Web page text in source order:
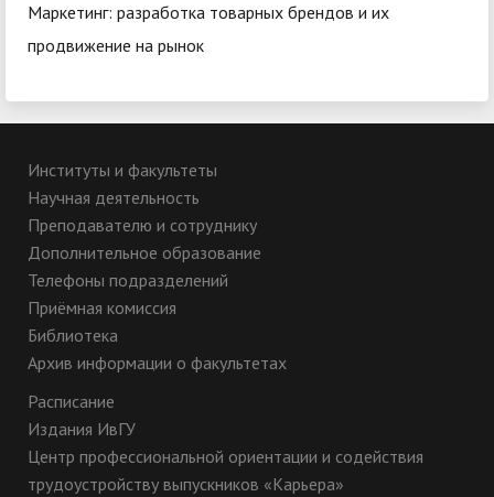
Маркетинг: разработка товарных брендов и их
продвижение на рынок
Институты и факультеты
Научная деятельность
Преподавателю и сотруднику
Дополнительное образование
Телефоны подразделений
Приёмная комиссия
Библиотека
Архив информации о факультетах
Расписание
Издания ИвГУ
Центр профессиональной ориентации и содействия
трудоустройству выпускников «Карьера»